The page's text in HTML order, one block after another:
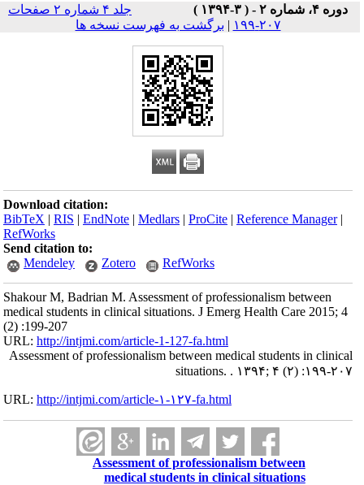
دوره ۴، شماره ۲ - ( ۳-۱۳۹۴ )
جلد ۴ شماره ۲ صفحات
۲۰۷-۱۹۹
| برگشت به فهرست نسخه ها
Download citation:
BibTeX |RIS |EndNote |Medlars |ProCite |Reference Manager
RefWorks
Send citation to:
Mendeley
Zotero RefWorks
Shakour M, Badrian M. Assessment of professionalism between
medical students in clinical situations. J Emerg Health Care 2015; 4
(2) :199-207
URL:http://intjmi.com/article-1-127-fa.html
Assessment of professionalism between medical students in clinical
situations. . ۱۳۹۴; ۴ (۲) :۱۹۹-۲۰۷
URL:http://intjmi.com/article-۱-۱۲۷-fa.html
Assessment of professionalism between
medical students in clinical situations